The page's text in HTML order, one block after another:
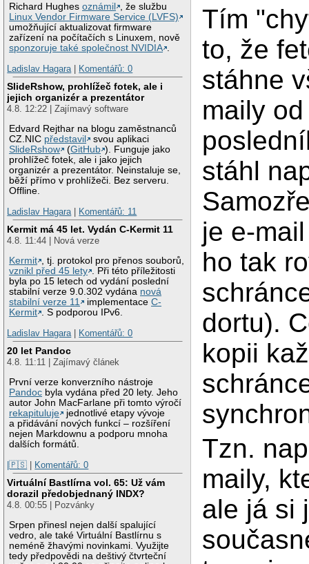
Richard Hughesoznámil
, že službu
Linux Vendor Firmware Service (LVFS)
umožňující aktualizovat firmware
zařízení na počítačích s Linuxem, nově
sponzoruje také společnost NVIDIA .
Ladislav Hagara | Komentářů: 0
SlideRshow, prohlížeč fotek, ale i
jejich organizér a prezentátor
4.8. 12:22 | Zajímavý software
Edvard Rejthar na blogu zaměstnanců
CZ.NIC představil
svou aplikaci
SlideRshow
(GitHub ). Funguje jako
prohlížeč fotek, ale i jako jejich
organizér a prezentátor. Neinstaluje se,
běží přímo v prohlížeči. Bez serveru.
Offline.
Ladislav Hagara | Komentářů: 11
Kermit má 45 let. Vydán C-Kermit 11
4.8. 11:44 | Nová verze
Kermit , tj. protokol pro přenos souborů,
vznikl před 45 lety . Při této příležitosti
byla po 15 letech od vydání poslední
stabilní verze 9.0.302 vydána nová
stabilní verze 11
implementaceC-
Kermit . S podporou IPv6.
Ladislav Hagara | Komentářů: 0
20 let Pandoc
4.8. 11:11 | Zajímavý článek
První verze konverzního nástroje
Pandoc byla vydána před 20 lety. Jeho
autor John MacFarlane při tomto výročí
rekapituluje
jednotlivé etapy vývoje
a přidávání nových funkcí – rozšíření
nejen Markdownu a podporu mnoha
dalších formátů.
|🇵🇸 | Komentářů: 0
Virtuální Bastlírna vol. 65: Už vám
dorazil předobjednaný INDX?
4.8. 00:55 | Pozvánky
Srpen přinesl nejen další spalující
vedro, ale také Virtuální Bastlírnu s
neméně žhavými novinkami. Využijte
tedy předpovědi na deštivý čtvrteční
Tím
to, že
stáhne
maily od
stáhl
je e-
ho tak
dortu).
kopii
Tzn.
maily,
ale já si